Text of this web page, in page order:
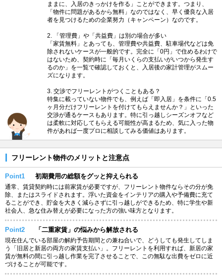
ままに、入居のきっかけを作る」ことができます。つまり、
「物件に問題があるから無料」なのではなく、早く優良な入居
者を見つけるための企業努力（キャンペーン）なのです。
2. 「管理費」や「共益費」は別の場合が多い
「家賃無料」とあっても、管理費や共益費、駐車場代などは免
除されないケースが一般的です。完全に「0円」で住めるわけで
はないため、契約時に「毎月いくらの支払いがいつから発生す
るのか」を一覧で確認しておくと、入居後の家計管理がスムー
ズになります。
3. 交渉でフリーレントがつくこともある？
特集に載っていない物件でも、例えば「即入居」を条件に「0.5
ヶ月分だけフリーレントを付けてもらえませんか？」といった
交渉が通るケースもあります。特に引っ越しシーズンオフなど
は柔軟に対応してもらえる可能性が高まるため、気に入った物
件があれば一度プロに相談してみる価値はあります。
フリーレント物件のメリットと注意点
Point1 初期費用の総額をグッと抑えられる
通常、賃貸契約時には前家賃が必要ですが、フリーレント物件ならその分が免
除、またはスライドされます。浮いた資金をインテリアの購入や予備費に充て
ることができ、貯金を大きく減らさずに引っ越しができるため、特に学生や新
社会人、急な住み替えが必要になった方の強い味方となります。
Point2 「二重家賃」の悩みから解放される
現在住んでいる部屋の解約予告期間との兼ね合いで、どうしても発生してしま
う「旧居と新居の両方の家賃支払い」。フリーレントを利用すれば、新居の家
賃が無料の間に引っ越し作業を完了させることで、この無駄な出費をゼロに近
づけることが可能です。